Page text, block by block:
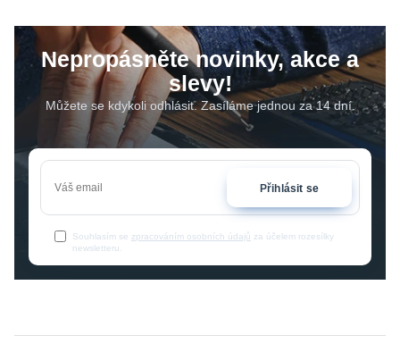
Nepropásněte novinky, akce a
slevy!
Můžete se kdykoli odhlásit. Zasíláme jednou za 14 dní.
Přihlásit se
Souhlasím se zpracováním osobních údajů za účelem rozesílky
newsletteru.